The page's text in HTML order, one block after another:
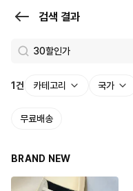
검색 결과
과
로
켓
1 건 카테고리 국가
무료배송
BRAND NEW